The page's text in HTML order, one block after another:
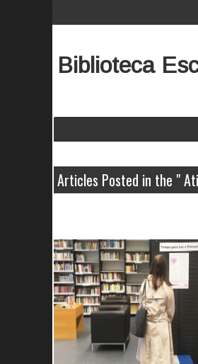
Biblioteca
Articles Posted in the "
Periódicas " Category